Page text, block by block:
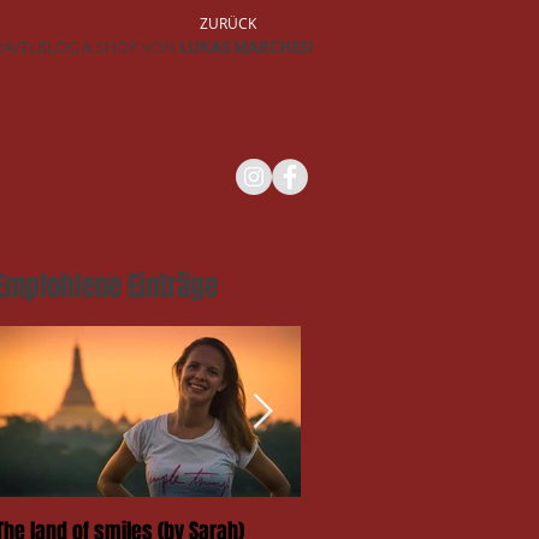
& SHOP VON LUKAS MARCHESI
ZURÜCK
Einträge
land of smiles (by Sarah)